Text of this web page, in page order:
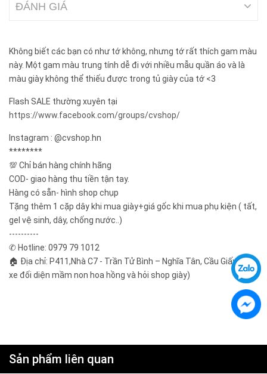
ĐÁNH GIÁ
Không biết các bạn có như tớ không, nhưng tớ rất thích gam màu
này. Một gam màu trung tính dễ đi với nhiều mẫu quần áo và là
màu giày không thể thiếu được trong tủ giày của tớ <3
Flash SALE thường xuyên tại
https://www.facebook.com/groups/cvshop/
Instagram : @cvshop.hn
********
💯 Chỉ bán hàng chính hãng
COD- giao hàng thu tiền tận tay.
Hàng có sẵn- hình shop chụp
Tặng thêm 1 cặp dây khi mua giày+giá gốc khi mua phụ kiện ( tất,
gel vệ sinh, dây, chống nước..)
----------
✆ Hotline: 0979 79 1012
🏠 Địa chỉ: P411,Nhà C7 - Trần Tử Bình – Nghĩa Tân, Cầu Giấy ( gửi
xe đối diện mầm non hoa hồng và hỏi shop giày)
Sản phẩm liên quan